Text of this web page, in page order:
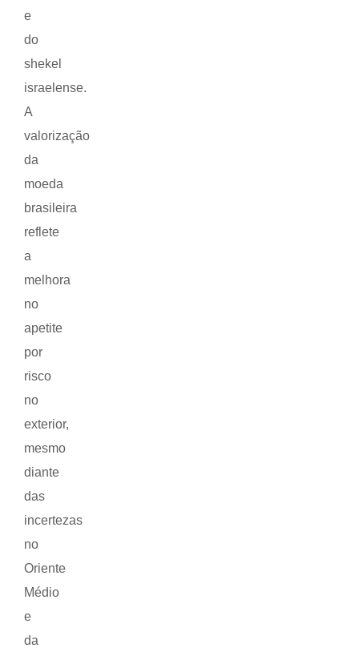
e
do
shekel
israelense.
A
valorização
da
moeda
brasileira
reflete
a
melhora
no
apetite
por
risco
no
exterior,
mesmo
diante
das
incertezas
no
Oriente
Médio
e
da